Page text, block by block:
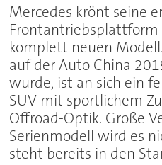
Mercedes krönt seine
komplett neuen
auf der Auto China
wurde, ist an sich ein
SUV mit sportlichem
Offroad-Optik. Große
Serienmodell wird es
steht bereits in den